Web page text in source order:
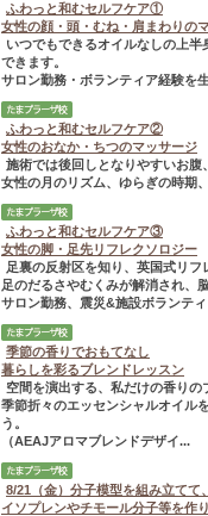
ふわっと和むセルフケア①
女性の顔・頭・むね・肩まわりの
いつでもできるオイルなしの上
できます。
サロン勤務・ボランティア経験を
ふわっと和むセルフケア②
女性のおなか・ちつのマッサージ
施術では後回しとなりやすいお
女性の月のリズム、ゆらぎの時期
ふわっと和むセルフケア③
女性の脚・足先リフレクソロジー
足裏の反射区を知り、英国式リ
足のだるさやむくみが解消され、
サロン勤務、震災&施設ボランテ
季節の香りでおもてなし
暮らしを彩るブレンドレッスン
空間を演出する、私だけの香りの
季節折々のエッセンシャルオイル
う。
（AEAJアロマブレンドデザイ...
8/21（金）分子模型を組み立てて
イソプレンやチモール分子等を作